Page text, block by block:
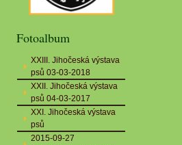
Fotoalbum
XXIII. Jihočeská výstava
psů 03-03-2018
XXII. Jihočeská výstava
psů 04-03-2017
XXI. Jihočeská výstava
psů
2015-09-27